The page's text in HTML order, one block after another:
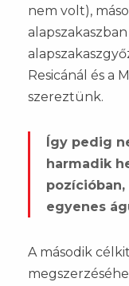
nem volt),
Resicánál és a
szereztünk.
Így pedig
harmadik
egyenes
A második